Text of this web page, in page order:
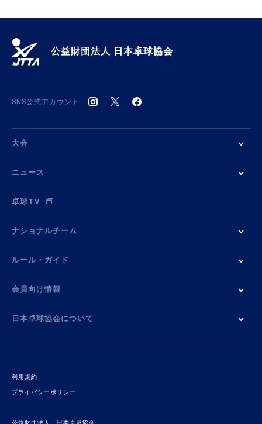
公益財団法人 日本卓球協会
SNS公式アカウント
大会
ニュース
卓球TV
ナショナルチーム
ルール・ガイド
会員向け情報
日本卓球協会について
利用規約
プライバシーポリシー
公益財団法人 日本卓球協会